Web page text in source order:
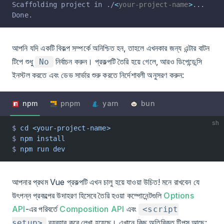
Scaffolding project in ./<your-project-name>...
Done.
আপনি যদি একটি বিকল্প সম্পর্কে অনিশ্চিত হন, তাহলে এখনকার জন্য এন্টার বাটন
টিপে শুধু
No
নির্বাচন করুন। প্রকল্পটি তৈরি হয়ে গেলে, আরও ডিপেন্ডেন্সি
ইনস্টল করতে এবং ডেভ সার্ভার শুরু করতে নির্দেশাবলী অনুসরণ করুন:
npm pnpm yarn bun
sh
$ cd
<your-project-name>
$ npm install
$ npm run dev
আপনার প্রথম Vue প্রকল্পটি এখন চালু হয়ে যাওয়া উচিত! মনে রাখবেন যে
উৎপন্ন প্রকল্পের উদাহরণ হিসেবে তৈরি হওয়া কম্পোনেন্টগুলি Options
API-এর পরিবর্তে Composition API এবং
<script